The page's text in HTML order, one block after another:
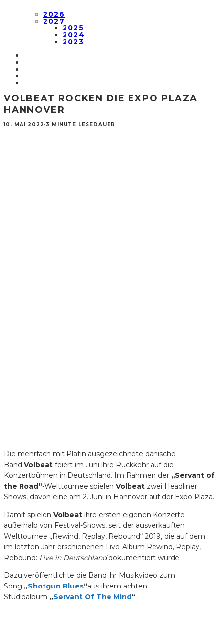
2026
2027
2025
2024
2023
VOLBEAT ROCKEN DIE EXPO PLAZA
HANNOVER
10. MAI 2022 ·3 MINUTE LESEDAUER
Die mehrfach mit Platin ausgezeichnete dänische
Band Volbeat feiert im Juni ihre Rückkehr auf die
Konzertbühnen in Deutschland. Im Rahmen der „Servant of
the Road“-Welttournee spielen Volbeat zwei Headliner
Shows, davon eine am 2. Juni in Hannover auf der Expo Plaza.
Damit spielen Volbeat ihre ersten eigenen Konzerte
außerhalb von Festival-Shows, seit der ausverkauften
Welttournee „Rewind, Replay, Rebound“ 2019, die auf dem
im letzten Jahr erschienenen Live-Album Rewind, Replay,
Rebound: Live in Deutschlanddokumentiert wurde.
Dazu veröffentlichte die Band ihr Musikvideo zum
Song „Shotgun Blues“aus ihrem achten
Studioalbum „Servant Of The Mind“.